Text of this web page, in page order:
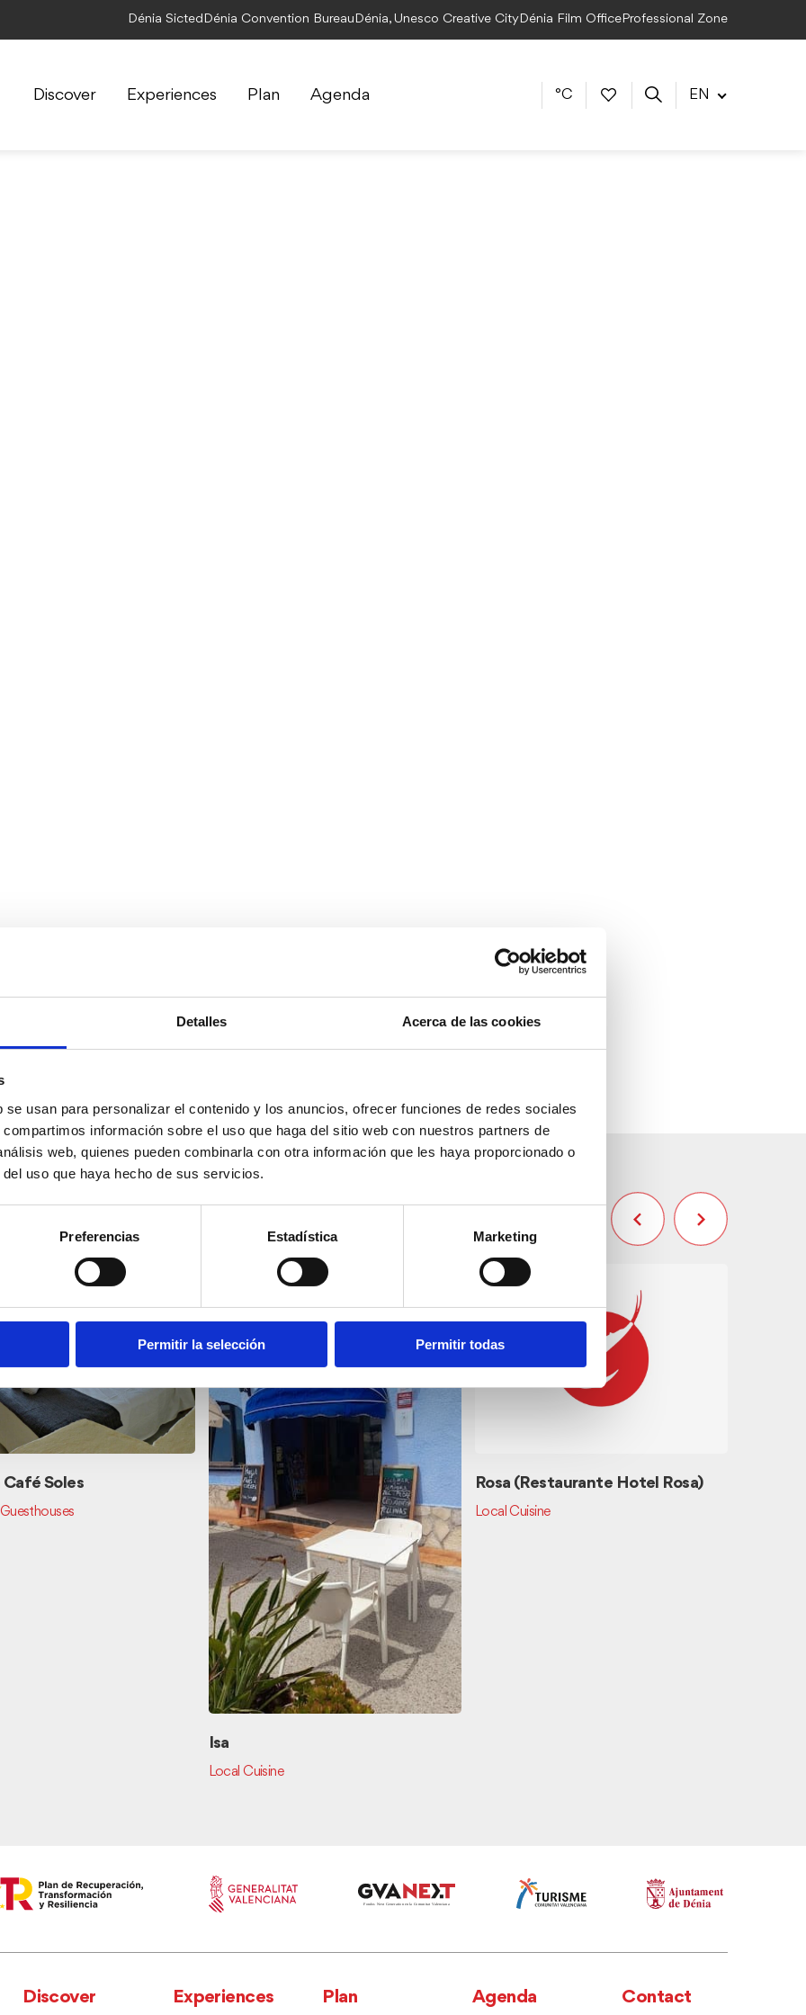
Detalles Acerca de las cookies
usan para personalizar el contenido y los anuncios, ofrecer funciones de redes sociales
información sobre el uso que haga del sitio web con nuestros partners de
web, quienes pueden combinarla con otra información que les haya proporcionado o
uso que haya hecho de sus servicios.
Preferencias Estadística Marketing
Permitir la selección Permitir todas
Dénia Sicted Dénia Convention Bureau Dénia, Unesco Creative CityDénia Film OfficeProfessional Zone
Discover Experiences Plan Agenda °C EN
Café Soles
Isa
Local Cuisine
Rosa (Restaurante Hotel Rosa)
Local Cuisine
Discover Experiences Plan Agenda Contact